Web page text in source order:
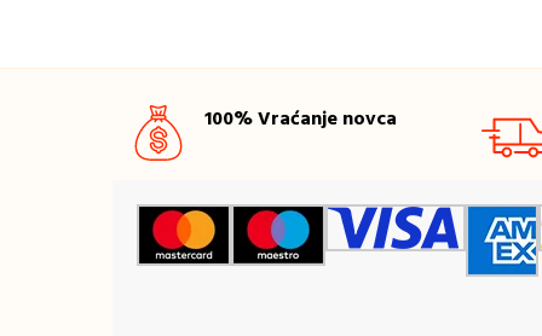
100% Vraćanje novca